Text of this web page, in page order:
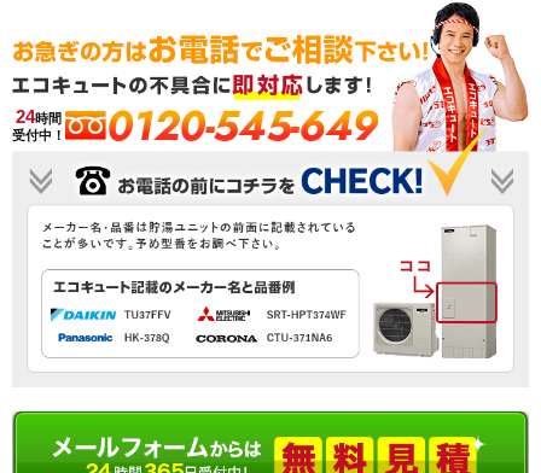
24時間
受付中！
0120-545-649